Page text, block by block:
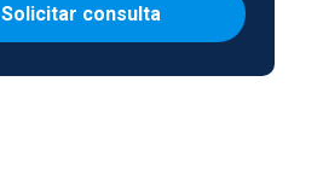
Solicitar consulta